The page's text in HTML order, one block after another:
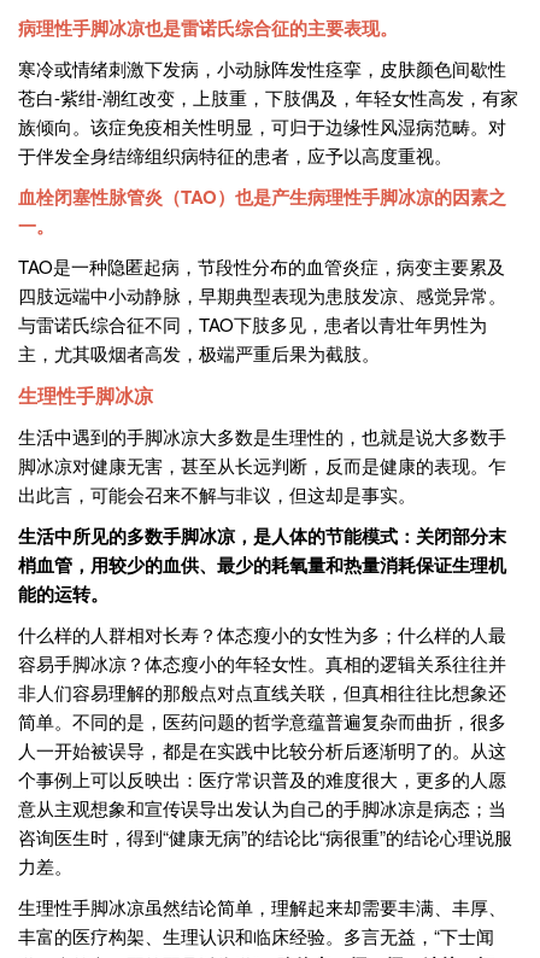
病理性手脚冰凉也是雷诺氏综合征的主要表现。
寒冷或情绪刺激下发病，小动脉阵发性痉挛，皮肤颜色间歇性
苍白-紫绀-潮红改变，上肢重，下肢偶及，年轻女性高发，有家
族倾向。该症免疫相关性明显，可归于边缘性风湿病范畴。对
于伴发全身结缔组织病特征的患者，应予以高度重视。
血栓闭塞性脉管炎（TAO）也是产生病理性手脚冰凉的因素之
一。
TAO是一种隐匿起病，节段性分布的血管炎症，病变主要累及
四肢远端中小动静脉，早期典型表现为患肢发凉、感觉异常。
与雷诺氏综合征不同，TAO下肢多见，患者以青壮年男性为
主，尤其吸烟者高发，极端严重后果为截肢。
生理性手脚冰凉
生活中遇到的手脚冰凉大多数是生理性的，也就是说大多数手
脚冰凉对健康无害，甚至从长远判断，反而是健康的表现。乍
出此言，可能会召来不解与非议，但这却是事实。
生活中所见的多数手脚冰凉，是人体的节能模式：关闭部分末
梢血管，用较少的血供、最少的耗氧量和热量消耗保证生理机
能的运转。
什么样的人群相对长寿？体态瘦小的女性为多；什么样的人最
容易手脚冰凉？体态瘦小的年轻女性。真相的逻辑关系往往并
非人们容易理解的那般点对点直线关联，但真相往往比想象还
简单。不同的是，医药问题的哲学意蕴普遍复杂而曲折，很多
人一开始被误导，都是在实践中比较分析后逐渐明了的。从这
个事例上可以反映出：医疗常识普及的难度很大，更多的人愿
意从主观想象和宣传误导出发认为自己的手脚冰凉是病态；当
咨询医生时，得到“健康无病”的结论比“病很重”的结论心理说服
力差。
生理性手脚冰凉虽然结论简单，理解起来却需要丰满、丰厚、
丰富的医疗构架、生理认识和临床经验。多言无益，“下士闻